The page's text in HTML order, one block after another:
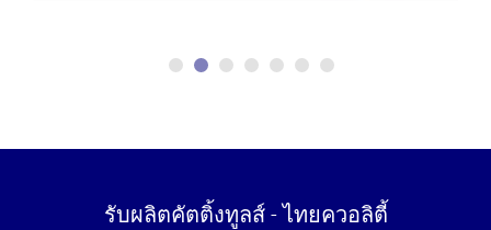
รับผลิตคัตติ้งทูลส์ - ไทยควอลิตี้